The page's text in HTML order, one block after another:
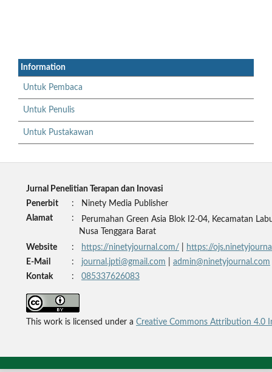
Information
Untuk Pembaca
Untuk Penulis
Untuk Pustakawan
Jurnal Penelitian Terapan dan Inovasi
Penerbit
:
Ninety Media Publisher
Alamat
:
Perumahan Green Asia Blok I2-04, Kecamatan
Nusa Tenggara Barat
Website
: https://ninetyjournal.com/|
https://
E-Mail
: journal.jpti@gmail.com
admin@ninetyjournal.com
Kontak
: 085337626083
This work is licensed under a Creative Commons Attribution 4.0